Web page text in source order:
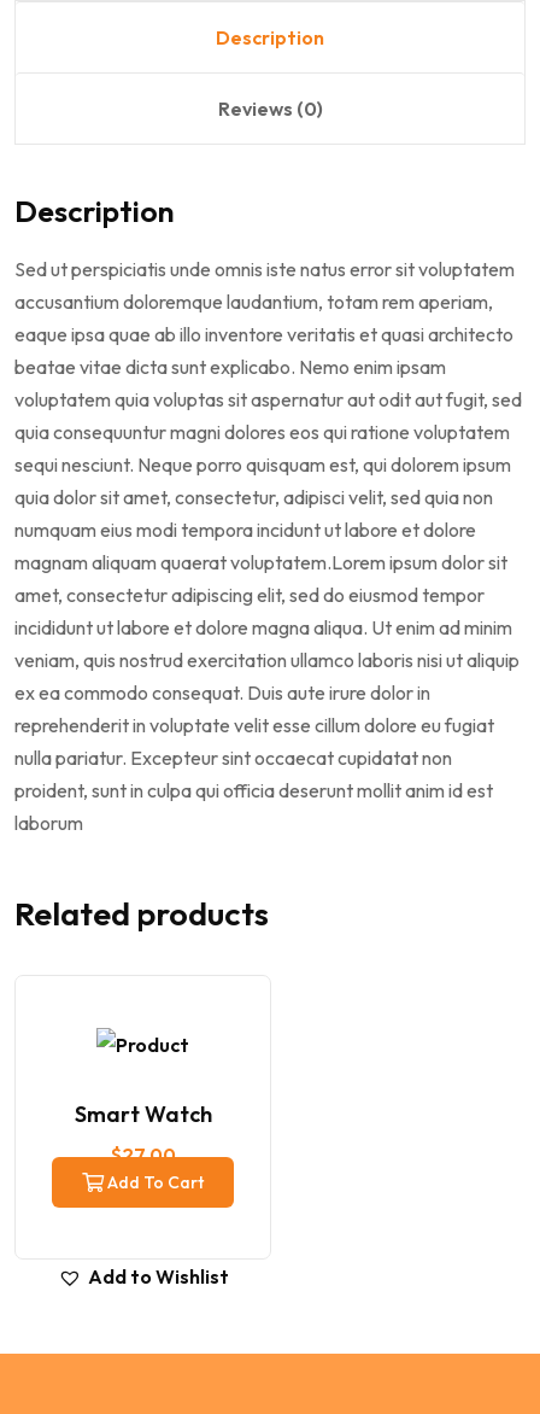
Description
Reviews (0)
Description
Sed ut perspiciatis unde omnis iste natus error sit voluptatem
accusantium doloremque laudantium, totam rem aperiam,
eaque ipsa quae ab illo inventore veritatis et quasi architecto
beatae vitae dicta sunt explicabo. Nemo enim ipsam
voluptatem quia voluptas sit aspernatur aut odit aut fugit, sed
quia consequuntur magni dolores eos qui ratione voluptatem
sequi nesciunt. Neque porro quisquam est, qui dolorem ipsum
quia dolor sit amet, consectetur, adipisci velit, sed quia non
numquam eius modi tempora incidunt ut labore et dolore
magnam aliquam quaerat voluptatem.Lorem ipsum dolor sit
amet, consectetur adipiscing elit, sed do eiusmod tempor
incididunt ut labore et dolore magna aliqua. Ut enim ad minim
veniam, quis nostrud exercitation ullamco laboris nisi ut aliquip
ex ea commodo consequat. Duis aute irure dolor in
reprehenderit in voluptate velit esse cillum dolore eu fugiat
nulla pariatur. Excepteur sint occaecat cupidatat non
proident, sunt in culpa qui officia deserunt mollit anim id est
laborum
Related products
Smart Watch
$27.00
Add To Cart
Add to Wishlist